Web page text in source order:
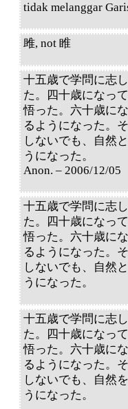
tidak melanggar
雎, not 睢
十五歳で学問に志
た。四十歳になっ
悟った。六十歳に
るようになった。
しないでも、自然
うになった。
Anon. – 2006/12/05
十五歳で学問に志
た。四十歳になっ
悟った。六十歳に
るようになった。
しないでも、自然
うになった。
十五歳で学問に志
た。四十歳になっ
悟った。六十歳に
るようになった。
しないでも、自然
うになった。